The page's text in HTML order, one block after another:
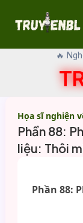
🔥
Họa sĩ nghiện
Phần 88:
liệu: Thôi
Phần 88: